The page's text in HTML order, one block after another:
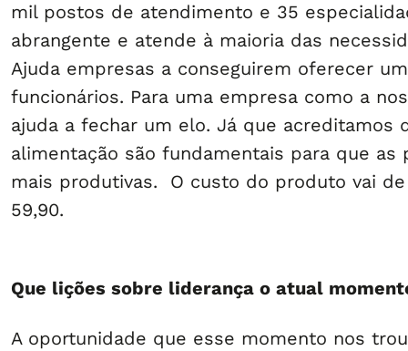
mil postos de atendimento e 35
abrangente e atende à maioria das
Ajuda empresas a conseguirem oferecer
funcionários. Para uma empresa como a
ajuda a fechar um elo. Já que acreditamos
alimentação são fundamentais para que as
mais produtivas. O custo do produto vai de
59,90.
Que lições sobre liderança o atual
A oportunidade que esse momento nos